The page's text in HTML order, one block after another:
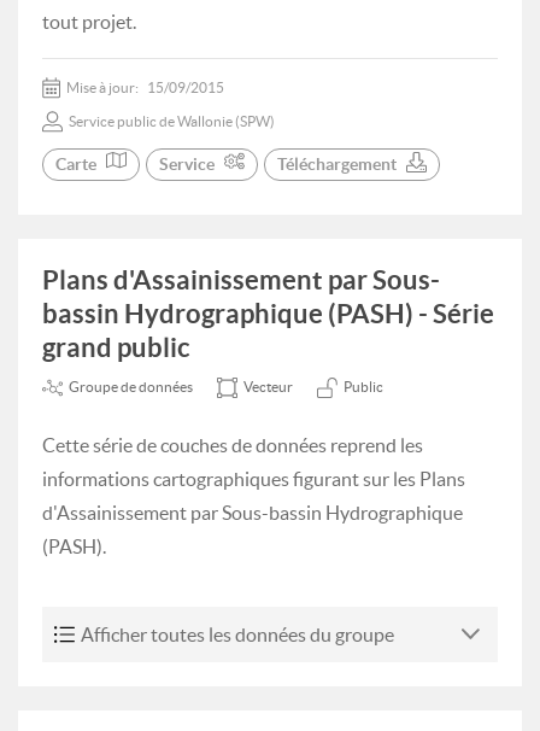
tout projet.
Mise à jour: 15/09/2015
Service public de Wallonie (SPW)
Carte Service Téléchargement
Plans d'Assainissement par Sous-
bassin Hydrographique (PASH) - Série
grand public
Groupe de données Vecteur Public
Cette série de couches de données reprend les
informations cartographiques figurant sur les Plans
d'Assainissement par Sous-bassin Hydrographique
(PASH).
Afficher toutes les données du groupe